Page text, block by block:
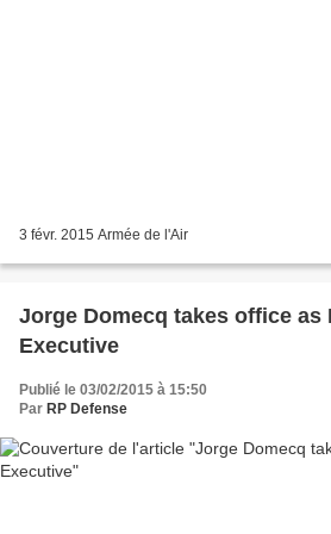
3 févr. 2015 Armée de l'Air
Jorge Domecq takes office as
Executive
Publié le 03/02/2015 à 15:50
Par RP Defense